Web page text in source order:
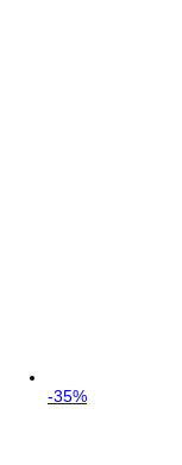
-35%